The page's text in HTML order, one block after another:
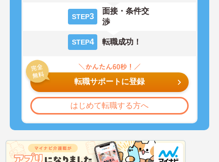
STEP3
面接・条件交
渉
STEP4 転職成功！
転職サポートに登録
はじめて転職する方へ